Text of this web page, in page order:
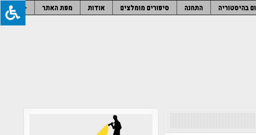
בהיסטוריה התחנה סיפורים מומלצים אודות מפת האתר –